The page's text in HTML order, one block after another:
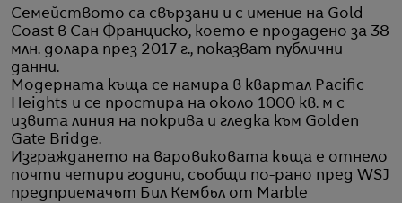
Семейството са свързани и с имение на Gold
Coast в Сан Франциско, което е продадено за 38
млн. долара през 2017 г., показват публични
данни.
Модерната къща се намира в квартал Pacific
Heights и се простира на около 1000 кв. м с
извита линия на покрива и гледка към Golden
Gate Bridge.
Изграждането на варовиковата къща е отнело
почти четири години, съобщи по-рано пред WSJ
предприемачът Бил Кембъл от Marble